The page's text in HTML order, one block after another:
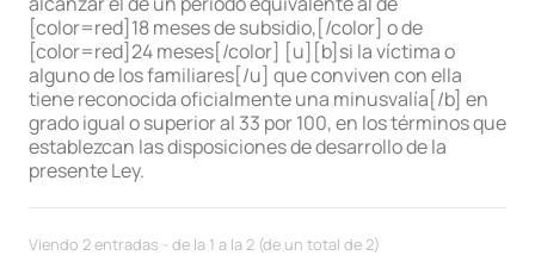
[color=red]18 meses de subsidio,[/color] o de
[color=red]24 meses[/color] [u][b]si la víctima o
alguno de los familiares[/u] que conviven con ella
tiene reconocida oficialmente una minusvalía[/b] en
grado igual o superior al 33 por 100, en los términos que
establezcan las disposiciones de desarrollo de la
presente Ley.
Viendo 2 entradas - de la 1 a la 2 (de un total de 2)